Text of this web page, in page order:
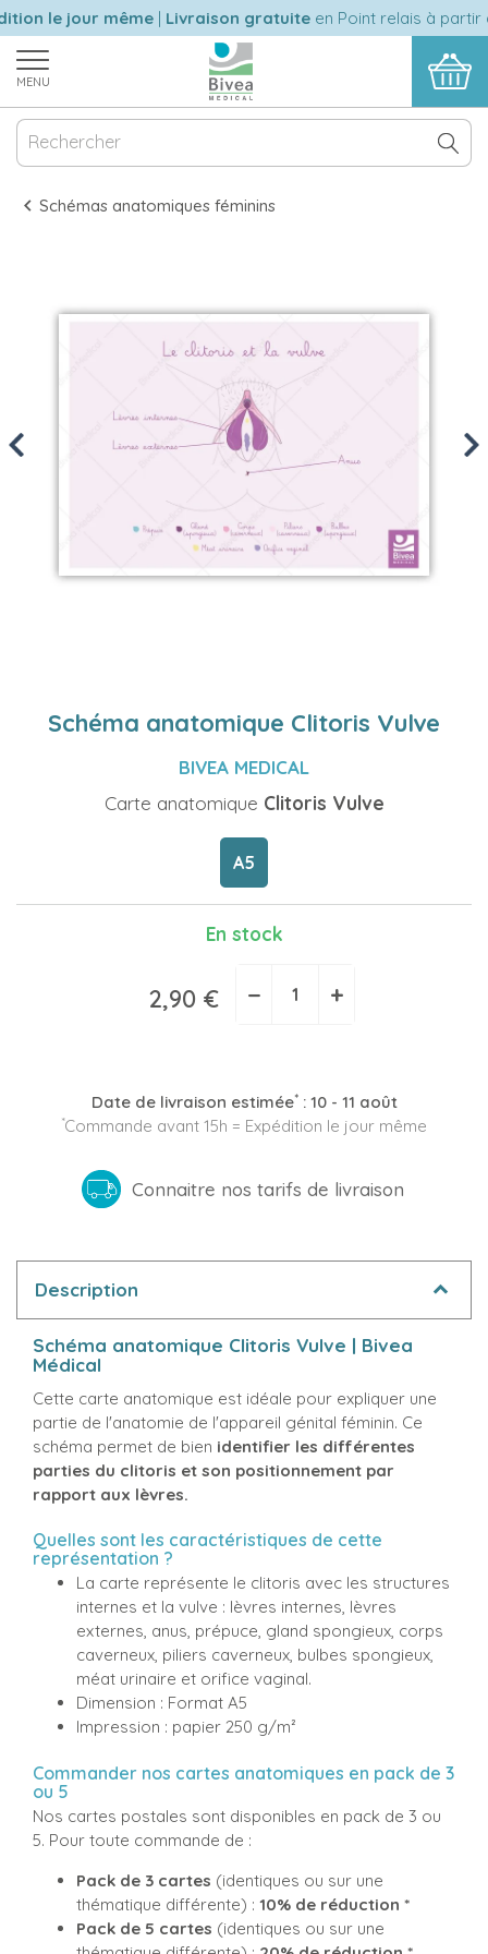
le jour même|Livraison gratuiteen Point relais à partir
MENU
Schémas anatomiques féminins
Previous
Schéma anatomique Clitoris Vulve
BIVEA MEDICAL
Carte anatomique Clitoris Vulve
A5
En stock
2,90 € − +
Date de livraison estimée*: 10 - 11 août
*Commande avant 15h = Expédition le jour même
Connaitre nos tarifs de livraison
Description
Schéma anatomique Clitoris Vulve | Bivea
Médical
Cette carte anatomique est idéale pour expliquer une
partie de l'anatomie de l'appareil génital féminin. Ce
schéma permet de bien identifier les différentes
parties du clitoris et son positionnement par
rapport aux lèvres.
Quelles sont les caractéristiques de cette
représentation ?
La carte représente le clitoris avec les structures
internes et la vulve : lèvres internes, lèvres
externes, anus, prépuce, gland spongieux, corps
caverneux, piliers caverneux, bulbes spongieux,
méat urinaire et orifice vaginal.
Dimension : Format A5
Impression : papier 250 g/m²
Commander nos cartes anatomiques en pack de 3
ou 5
Nos cartes postales sont disponibles en pack de 3 ou
5. Pour toute commande de :
Pack de 3 cartes (identiques ou sur une
thématique différente) : 10% de réduction *
Pack de 5 cartes (identiques ou sur une